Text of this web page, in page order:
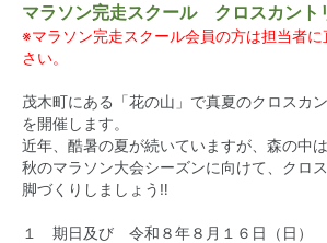
マラソン完走スクール クロスカント
※マラソン完走スクール会員の方は担当者
さい。
茂木町にある「花の山」で真夏のクロスカ
を開催します。
近年、酷暑の夏が続いていますが、森の中
秋のマラソン大会シーズンに向けて、クロ
脚づくりしましょう‼
１ 期日及び 令和８年８月１６日（日